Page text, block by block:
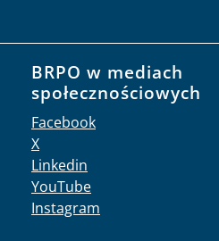
BRPO w mediach
społecznościowych
Facebook
X
Linkedin
YouTube
Instagram